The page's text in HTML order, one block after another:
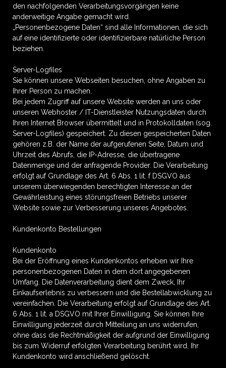
den nachfolgenden Verarbeitungsvorgängen keine
anderweitige Angabe gemacht wird.
„Personenbezogene Daten“ sind alle Informationen, die sich
auf eine identifizierte oder identifizierbare natürliche Person
beziehen.
Server-Logfiles
Sie können unsere Webseiten besuchen, ohne Angaben zu
Ihrer Person zu machen.
Bei jedem Zugriff auf unsere Website werden an uns oder
unseren Webhoster / IT-Dienstleister Nutzungsdaten durch
Ihren Internet Browser übermittelt und in Protokolldaten (sog.
Server-Logfiles) gespeichert. Zu diesen gespeicherten Daten
gehören z.B. der Name der aufgerufenen Seite, Datum und
Uhrzeit des Abrufs, die IP-Adresse, die übertragene
Datenmenge und der anfragende Provider. Die Verarbeitung
erfolgt auf Grundlage des Art. 6 Abs. 1 lit. f DSGVO aus
unserem überwiegenden berechtigten Interesse an der
Gewährleistung eines störungsfreien Betriebs unserer
Website sowie zur Verbesserung unseres Angebotes.
Kundenkonto Bestellungen
Kundenkonto
Bei der Eröffnung eines Kundenkontos erheben wir Ihre
personenbezogenen Daten in dem dort angegebenen
Umfang. Die Datenverarbeitung dient dem Zweck, Ihr
Einkaufserlebnis zu verbessern und die Bestellabwicklung zu
vereinfachen. Die Verarbeitung erfolgt auf Grundlage des Art.
6 Abs. 1 lit. a DSGVO mit Ihrer Einwilligung. Sie können Ihre
Einwilligung jederzeit durch Mitteilung an uns widerrufen,
ohne dass die Rechtmäßigkeit der aufgrund der Einwilligung
bis zum Widerruf erfolgten Verarbeitung berührt wird. Ihr
Kundenkonto wird anschließend gelöscht.